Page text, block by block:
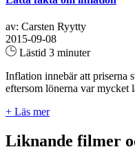
av: Carsten Ryytty
2015-09-08
Lästid 3 minuter
Inflation innebär att priserna
eftersom lönerna var mycket
+ Läs mer
Liknande filmer